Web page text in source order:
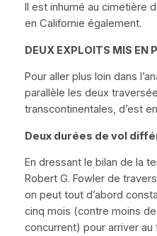
Il est inhumé au cimetière
en Californie également.
DEUX EXPLOITS MIS EN
Pour aller plus loin dans
parallèle les deux
transcontinentales, d’est
Deux durées de vol
En dressant le bilan de la
Robert G. Fowler de
on peut tout d’abord
cinq mois (contre moins
concurrent) pour arriver